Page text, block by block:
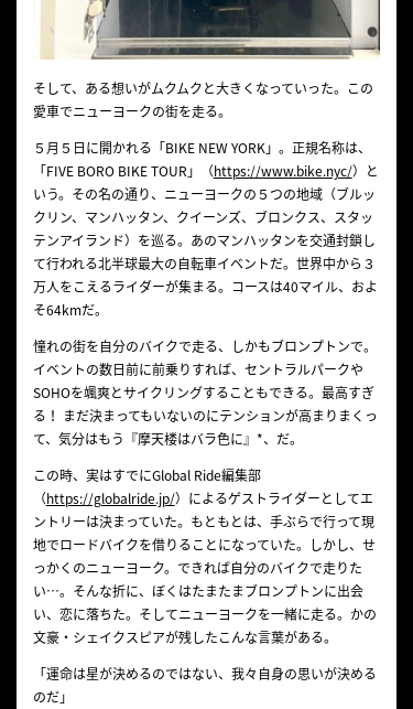
そして、ある想いがムクムクと大きくなっていった。この
愛車でニューヨークの街を走る。
５月５日に開かれる「BIKE NEW YORK」。正規名称は、
「FIVE BORO BIKE TOUR」（https://www.bike.nyc/）と
いう。その名の通り、ニューヨークの５つの地域（ブルッ
クリン、マンハッタン、クイーンズ、ブロンクス、スタッ
テンアイランド）を巡る。あのマンハッタンを交通封鎖し
て行われる北半球最大の自転車イベントだ。世界中から３
万人をこえるライダーが集まる。コースは40マイル、およ
そ64kmだ。
憧れの街を自分のバイクで走る、しかもブロンプトンで。
イベントの数日前に前乗りすれば、セントラルパークや
SOHOを颯爽とサイクリングすることもできる。最高すぎ
る！ まだ決まってもいないのにテンションが高まりまくっ
て、気分はもう『摩天楼はバラ色に』*、だ。
この時、実はすでにGlobal Ride編集部
（https://globalride.jp/）によるゲストライダーとしてエ
ントリーは決まっていた。もともとは、手ぶらで行って現
地でロードバイクを借りることになっていた。しかし、せ
っかくのニューヨーク。できれば自分のバイクで走りた
い…。そんな折に、ぼくはたまたまブロンプトンに出会
い、恋に落ちた。そしてニューヨークを一緒に走る。かの
文豪・シェイクスピアが残したこんな言葉がある。
「運命は星が決めるのではない、我々自身の思いが決める
のだ」